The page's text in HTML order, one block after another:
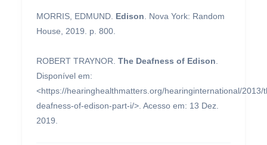
MORRIS, EDMUND. Edison. Nova York: Random
House, 2019. p. 800.
ROBERT TRAYNOR. The Deafness of Edison.
Disponível em:
<https://hearinghealthmatters.org/hearinginternational/2013/
deafness-of-edison-part-i/>. Acesso em: 13 Dez.
2019.